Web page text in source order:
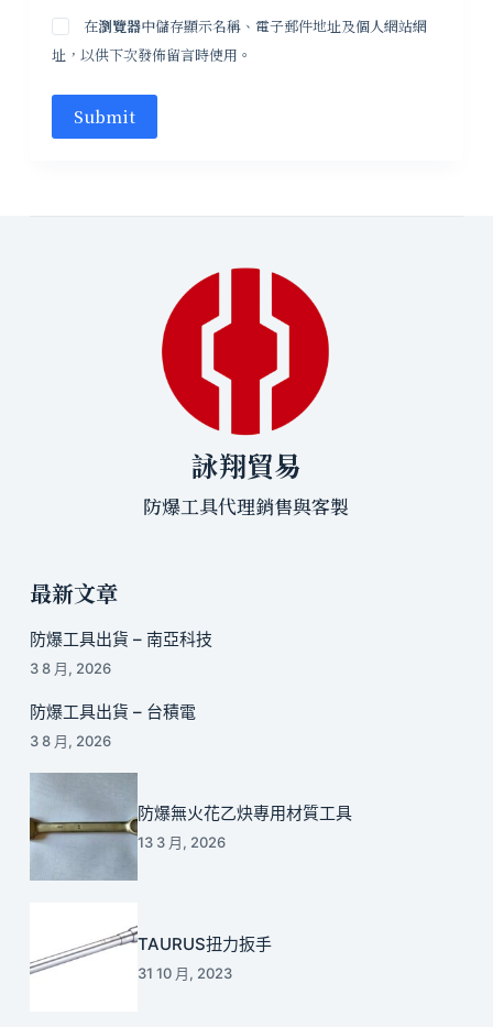
在瀏覽器中儲存顯示名稱、電子郵件地址及個人網站網
址，以供下次發佈留言時使用。
Submit
詠翔貿易
防爆工具代理銷售與客製
最新文章
防爆工具出貨 – 南亞科技
3 8 月, 2026
防爆工具出貨 – 台積電
3 8 月, 2026
防爆無火花乙炔專用材質工具
13 3 月, 2026
TAURUS扭力扳手
31 10 月, 2023